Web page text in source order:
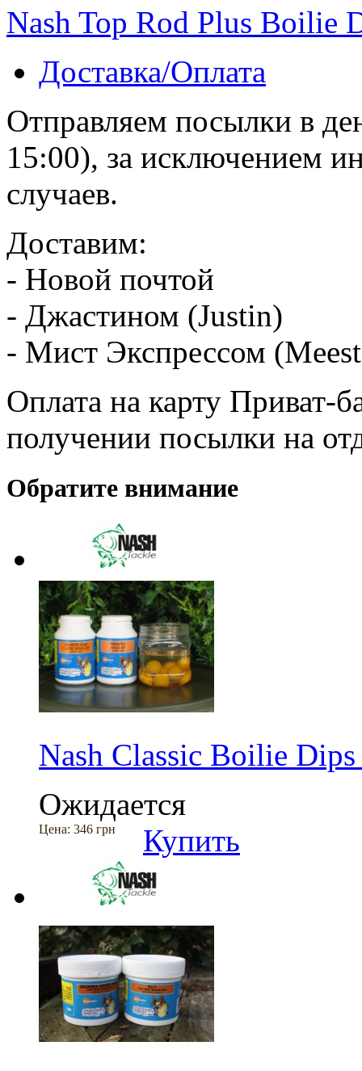
Nash Top Rod Plus Boilie
Доставка/Оплата
Отправляем посылки в
15:00), за исключением
случаев.
Доставим:
- Новой почтой
- Джастином (Justin)
- Мист Экспрессом
Оплата на карту Приват-
получении посылки на
Обратите внимание
Nash Classic Boilie
Ожидается
Цена: 346 грн Купить